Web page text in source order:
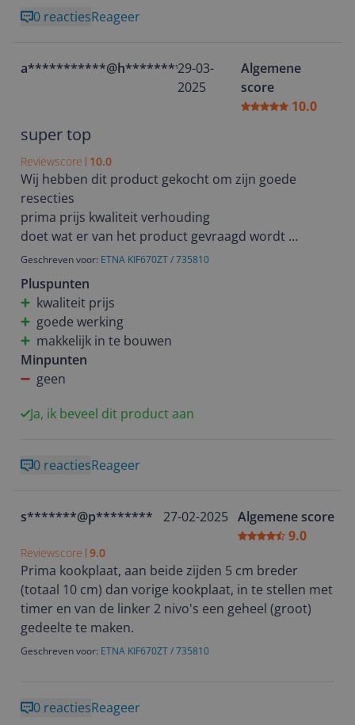
0 reactiesReageer
a***********@h********29-03-
2025
Algemene
score
10.0
super top
Reviewscore 10.0
Wij hebben dit product gekocht om zijn goede
resecties
prima prijs kwaliteit verhouding
doet wat er van het product gevraagd wordt
Geschreven voor: ETNA KIF670ZT / 735810
Pluspunten
kwaliteit prijs
goede werking
makkelijk in te bouwen
Minpunten
geen
Ja, ik beveel dit product aan
0 reactiesReageer
s*******@p******** 27-02-2025 Algemene score
9.0
Reviewscore 9.0
Prima kookplaat, aan beide zijden 5 cm breder
(totaal 10 cm) dan vorige kookplaat, in te stellen met
timer en van de linker 2 nivo's een geheel (groot)
gedeelte te maken.
Geschreven voor: ETNA KIF670ZT / 735810
0 reactiesReageer